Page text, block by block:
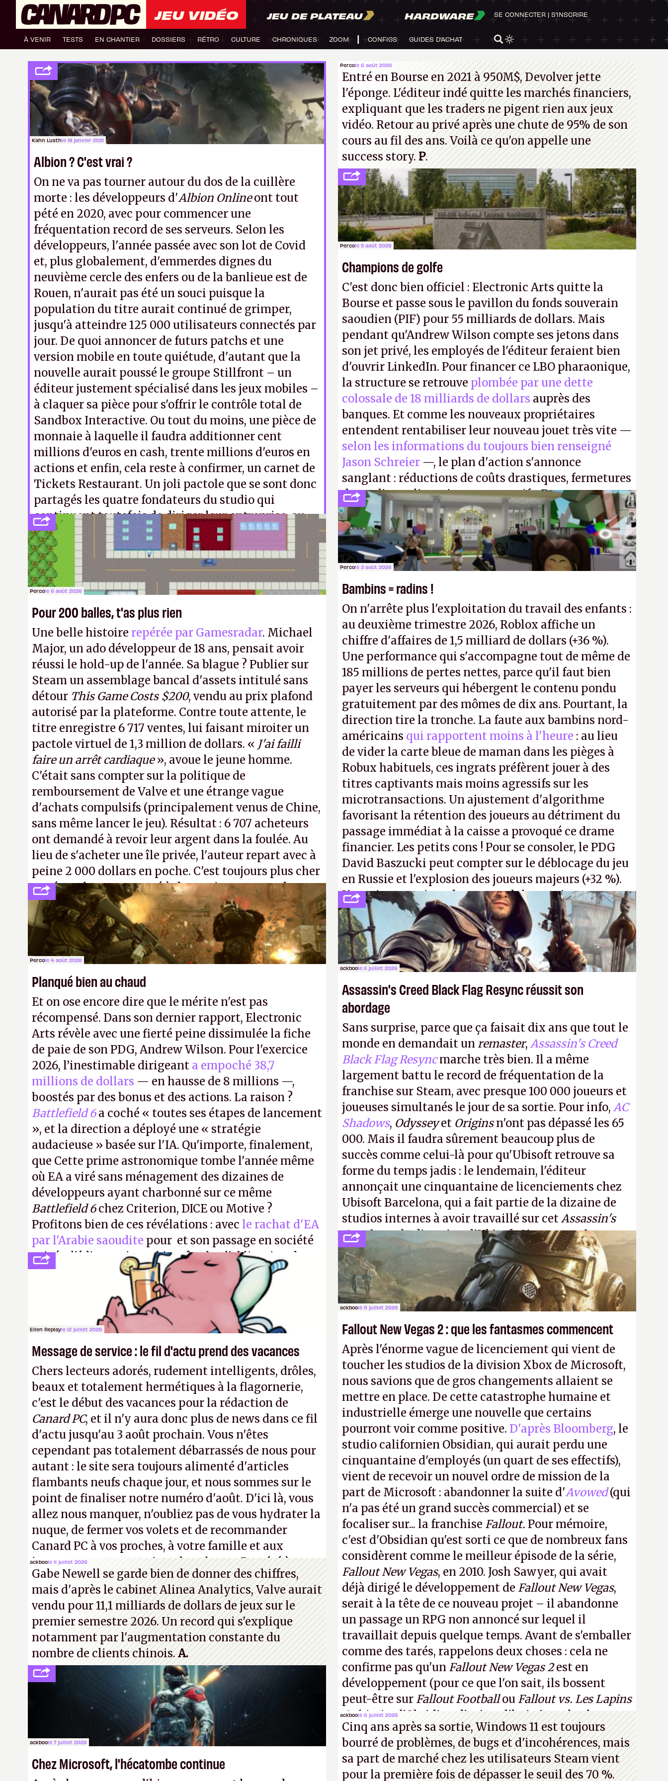
JEU VIDÉO JEU DE PLATEAU HARDWARE
À VENIR TESTS EN CHANTIER DOSSIERS RÉTRO CULTURE CHRONIQUES ZOOM CONFIGS GUIDES D'ACHAT
SE CONNECTER | S'INSCRIRE
Kahn Lusthle 18 janvier 2021
Albion ? C'est vrai ?
On ne va pas tourner autour du dos de la cuillère
morte : les développeurs d'Albion Onlineont tout
pété en 2020, avec pour commencer une
fréquentation record de ses serveurs. Selon les
développeurs, l'année passée avec son lot de Covid
et, plus globalement, d'emmerdes dignes du
neuvième cercle des enfers ou de la banlieue est de
Rouen, n'aurait pas été un souci puisque la
population du titre aurait continué de grimper,
jusqu'à atteindre 125 000 utilisateurs connectés par
jour. De quoi annoncer de futurs patchs et une
version mobile en toute quiétude, d'autant que la
nouvelle aurait poussé le groupe Stillfront – un
éditeur justement spécialisé dans les jeux mobiles –
à claquer sa pièce pour s'offrir le contrôle total de
Sandbox Interactive. Ou tout du moins, une pièce de
monnaie à laquelle il faudra additionner cent
millions d'euros en cash, trente millions d'euros en
actions et enfin, cela reste à confirmer, un carnet de
Tickets Restaurant. Un joli pactole que se sont donc
partagés les quatre fondateurs du studio qui
continuent toutefois de diriger leur entreprise, au
lieu de tout claquer en six mois pour finir par se
jeter d'un pont, comme n'importe quelle personne
censée
Percole 6 août 2026
Entré en Bourse en 2021 à 950M$, Devolver jette
l'éponge. L'éditeur indé quitte les marchés financiers,
expliquant que les traders ne pigent rien aux jeux
vidéo. Retour au privé après une chute de 95% de son
cours au fil des ans. Voilà ce qu'on appelle une
success story.P.
Percole 6 août 2026
Pour 200 balles, t'as plus rien
Une belle histoire repérée par Gamesradar. Michael
Major, un ado développeur de 18 ans, pensait avoir
réussi le hold-up de l'année. Sa blague ? Publier sur
Steam un assemblage bancal d'assets intitulé sans
détour This Game Costs $200, vendu au prix plafond
autorisé par la plateforme. Contre toute attente, le
titre enregistre 6 717 ventes, lui faisant miroiter un
pactole virtuel de 1,3 million de dollars. « J'ai failli
faire un arrêt cardiaque», avoue le jeune homme.
C'était sans compter sur la politique de
remboursement de Valve et une étrange vague
d'achats compulsifs (principalement venus de Chine,
sans même lancer le jeu). Résultat : 6 707 acheteurs
ont demandé à revoir leur argent dans la foulée. Au
lieu de s'acheter une île privée, l'auteur repart avec à
peine 2 000 dollars en poche. C'est toujours plus cher
payé que le temps passé à dev, mais ça apprendra aux
petits malins qu'on ne braque pas Gabe Newell aussi
facilement.P.
Percole 5 août 2026
Champions de golfe
C'est donc bien officiel : Electronic Arts quitte la
Bourse et passe sous le pavillon du fonds souverain
saoudien (PIF) pour 55 milliards de dollars. Mais
pendant qu'Andrew Wilson compte ses jetons dans
son jet privé, les employés de l'éditeur feraient bien
d'ouvrir LinkedIn. Pour financer ce LBO pharaonique,
la structure se retrouve plombée par une dette
colossale de 18 milliards de dollars auprès des
banques. Et comme les nouveaux propriétaires
entendent rentabiliser leur nouveau jouet très vite —
selon les informations du toujours bien renseigné
Jason Schreier —, le plan d'action s'annonce
sanglant : réductions de coûts drastiques, fermetures
de studios et licenciements massifs. En gros, essorer
FCet Battlefield, puis virer le reste.P.
Percole 4 août 2026
Planqué bien au chaud
Et on ose encore dire que le mérite n'est pas
récompensé. Dans son dernier rapport, Electronic
Arts révèle avec une fierté peine dissimulée la fiche
de paie de son PDG, Andrew Wilson. Pour l'exercice
2026, l’inestimable dirigeant a empoché 38,7
millions de dollars — en hausse de 8 millions —,
boostés par des bonus et des actions. La raison ?
Battlefield 6a coché « toutes ses étapes de lancement
», et la direction a déployé une « stratégie
audacieuse » basée sur l'IA. Qu'importe, finalement,
que Cette prime astronomique tombe l'année même
où EA a viré sans ménagement des dizaines de
développeurs ayant charbonné sur ce même
Battlefield 6chez Criterion, DICE ou Motive ?
Profitons bien de ces révélations : avec le rachat d'EA
par l'Arabie saoudite pour et son passage en société
privée, l'éditeur n'aura bientôt plus l'obligation de
publier ses bilans. Encore une victoire pour la
Percole 3 août 2026
Bambins = radins !
On n'arrête plus l'exploitation du travail des enfants :
au deuxième trimestre 2026, Roblox affiche un
chiffre d'affaires de 1,5 milliard de dollars (+36 %).
Une performance qui s'accompagne tout de même de
185 millions de pertes nettes, parce qu'il faut bien
payer les serveurs qui hébergent le contenu pondu
gratuitement par des mômes de dix ans. Pourtant, la
direction tire la tronche. La faute aux bambins nord-
américains qui rapportent moins à l'heure : au lieu
de vider la carte bleue de maman dans les pièges à
Robux habituels, ces ingrats préfèrent jouer à des
titres captivants mais moins agressifs sur les
microtransactions. Un ajustement d'algorithme
favorisant la rétention des joueurs au détriment du
passage immédiat à la caisse a provoqué ce drame
financier. Les petits cons ! Pour se consoler, le PDG
David Baszucki peut compter sur le déblocage du jeu
en Russie et l'explosion des joueurs majeurs (+32 %).
L'avenir appartient donc aux adultes, qui ne sont
jamais que des enfants avec du pouvoir d'achat.P.
Ellen Replayle 12 juillet 2026
Message de service : le fil d'actu prend des vacances
Chers lecteurs adorés, rudement intelligents, drôles,
beaux et totalement hermétiques à la flagornerie,
c'est le début des vacances pour la rédaction de
Canard PC, et il n'y aura donc plus de news dans ce fil
d'actu jusqu'au 3 août prochain. Vous n'êtes
cependant pas totalement débarrassés de nous pour
autant : le site sera toujours alimenté d'articles
flambants neufs chaque jour, et nous sommes sur le
point de finaliser notre numéro d'août. D'ici là, vous
allez nous manquer, n'oubliez pas de vous hydrater la
nuque, de fermer vos volets et de recommander
Canard PC à vos proches, à votre famille et aux
inconnus que vous croisez dans la rue. Bon été à tous
! –ER.
ackboole 11 juillet 2026
Assassin's Creed Black Flag Resync réussit son
abordage
Sans surprise, parce que ça faisait dix ans que tout le
monde en demandait un remaster, Assassin's Creed
Black Flag Resyncmarche très bien. Il a même
largement battu le record de fréquentation de la
franchise sur Steam, avec presque 100 000 joueurs et
joueuses simultanés le jour de sa sortie. Pour info, AC
Shadows, Odysseyet Originsn'ont pas dépassé les 65
000. Mais il faudra sûrement beaucoup plus de
succès comme celui-là pour qu'Ubisoft retrouve sa
forme du temps jadis : le lendemain, l'éditeur
annonçait une cinquantaine de licenciements chez
Ubisoft Barcelona, qui a fait partie de la dizaine de
studios internes à avoir travaillé sur cetAssassin's
Creedsous la direction d'Ubisoft Singapour.A.
ackboole 11 juillet 2026
Gabe Newell se garde bien de donner des chiffres,
mais d'après le cabinet Alinea Analytics, Valve aurait
vendu pour 11,1 milliards de dollars de jeux sur le
premier semestre 2026. Un record qui s'explique
notamment par l'augmentation constante du
nombre de clients chinois.A.
ackboole 9 juillet 2026
Fallout New Vegas 2 : que les fantasmes commencent
Après l'énorme vague de licenciement qui vient de
toucher les studios de la division Xbox de Microsoft,
nous savions que de gros changements allaient se
mettre en place. De cette catastrophe humaine et
industrielle émerge une nouvelle que certains
pourront voir comme positive. D'après Bloomberg, le
studio californien Obsidian, qui aurait perdu une
cinquantaine d'employés (un quart de ses effectifs),
vient de recevoir un nouvel ordre de mission de la
part de Microsoft : abandonner la suite d'Avowed(qui
n'a pas été un grand succès commercial) et se
focaliser sur... la franchise Fallout. Pour mémoire,
c'est d'Obsidian qu'est sorti ce que de nombreux fans
considèrent comme le meilleur épisode de la série,
Fallout New Vegas, en 2010. Josh Sawyer, qui avait
déjà dirigé le développement de Fallout New Vegas,
serait à la tête de ce nouveau projet – il abandonne
un passage un RPG non annoncé sur lequel il
travaillait depuis quelque temps. Avant de s'emballer
comme des tarés, rappelons deux choses : cela ne
confirme pas qu'un Fallout New Vegas 2est en
développement (pour ce que l'on sait, ils bossent
peut-être sur Fallout Footballou Fallout vs. Les Lapins
Crétins)et l'Obsidian d'aujourd'hui n'est plus le
même studio qu'il y a 15 ans. Mais bon, OK, on peut
commencer à fantasmer.A.
ackboole 7 juillet 2026
Chez Microsoft, l'hécatombe continue
ackboole 6 juillet 2026
Cinq ans après sa sortie, Windows 11 est toujours
bourré de problèmes, de bugs et d'incohérences, mais
sa part de marché chez les utilisateurs Steam vient
pour la première fois de dépasser le seuil des 70 %.